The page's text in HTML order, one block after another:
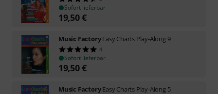
Sofort lieferbar
19,50€
Music FactoryEasy Charts Play-Along 9
4
Sofort lieferbar
19,50€
Music FactoryEasy Charts Play-Along 5